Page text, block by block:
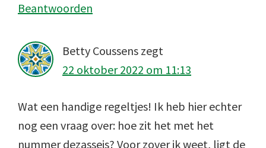
Beantwoorden
Betty Coussens zegt
22 oktober 2022 om 11:13
Wat een handige regeltjes! Ik heb hier echter
nog een vraag over: hoe zit het met het
nummer dezasseis? Voor zover ik weet, ligt de